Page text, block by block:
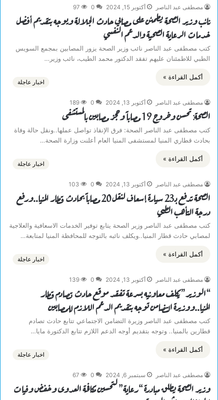
مصطفى عبد الناصر أكتوبر 15, 2024 0
97
نائب وزير الصحة يطمئن على مصابي حادث الجلالة ويوجه بتقديم أفضل
خدمات الرعاية الصحية والدعم النفسي
كتب مصطفى عبد الناصر نائب وزير الصحة يزور المصابين بمجمع السويس
الطبي للاطمئنان عليهم تفقد الدكتور محمد الطيب، نائب وزير…
أكمل القراءة »
اخبار عاجلة
مصطفى عبد الناصر أكتوبر 13, 2024 0
189
الصحة: تحسن وخروج 19 مصاباً وحجز مصابين بالمستشفى
كتب مصطفى عبد الناصر الصحة: فرق الإنقاذ تواصل عملها..ونقل حالة وفاة
بحادث قطاري المنيا لمستشفى المنيا العام أعلنت وزارة الصحة…
أكمل القراءة »
اخبار عاجلة
مصطفى عبد الناصر أكتوبر 13, 2024 0
103
الصحة تدفع بـ23 سيارة إسعاف لنقل 20 مصاباً بحادث قطار المنيا..ورفع
درجة التأهب الطبي
كتب مصطفى عبد الناصر وزير الصحة يتابع توفير الخدمات الاسعافية والعلاجية
لمصابي حادث قطار المنيا..ويكلف نائبه بالتوجه للمحافظة المنيا لمتابعة…
أكمل القراءة »
اخبار عاجلة
مصطفى عبد الناصر أكتوبر 13, 2024 0
139
“الوزير” يكلف معاونيه بسرعة تفقد موقع حادث تصادم قطار
المنيا..ووزيرة التضامن توجه بتقديم الدعم اللازم للمصابين
كتب مصطفى عبد الناصر وزيرة التضامن الاجتماعي تتابع حادث تصادم
قطارين بالمنيا.. وتوجه بتقديم أوجه الدعم اللازم تتابع الدكتورة مايا…
أكمل القراءة »
اخبار عاجلة
مصطفى عبد الناصر سبتمبر 6, 2024 0
67
وزير الصحة يطلق مبادرة “رعاية” لتحسين مكافحة العدوى وخفض وفيات